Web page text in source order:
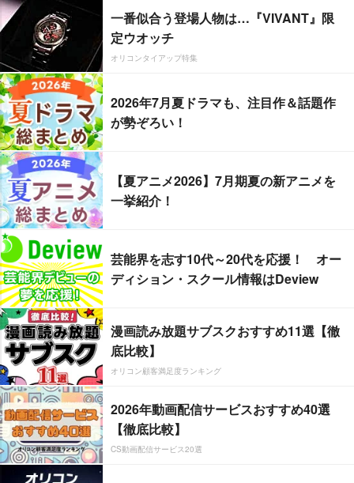
一番似合う登場人物は…『VIVANT』限
定ウオッチ
オリコンタイアップ特集
2026年7月夏ドラマも、注目作＆話題作
が勢ぞろい！
【夏アニメ2026】7月期夏の新アニメを
一挙紹介！
芸能界を志す10代～20代を応援！ オー
ディション・スクール情報はDeview
漫画読み放題サブスクおすすめ11選【徹
底比較】
オリコン顧客満足度ランキング
2026年動画配信サービスおすすめ40選
【徹底比較】
CS動画配信サービス20選